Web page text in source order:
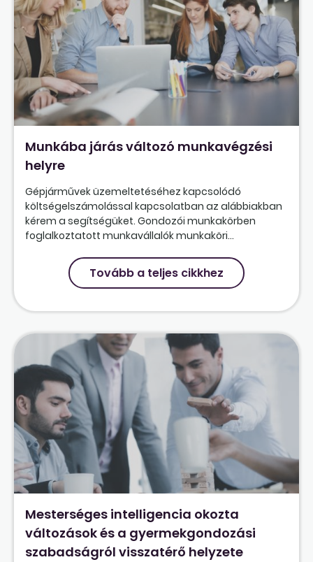
Munkába járás változó munkavégzési
helyre
Gépjárművek üzemeltetéséhez kapcsolódó
költségelszámolással kapcsolatban az alábbiakban
kérem a segítségüket. Gondozói munkakörben
foglalkoztatott munkavállalók munkaköri...
Tovább a teljes cikkhez
Mesterséges intelligencia okozta
változások és a gyermekgondozási
szabadságról visszatérő helyzete